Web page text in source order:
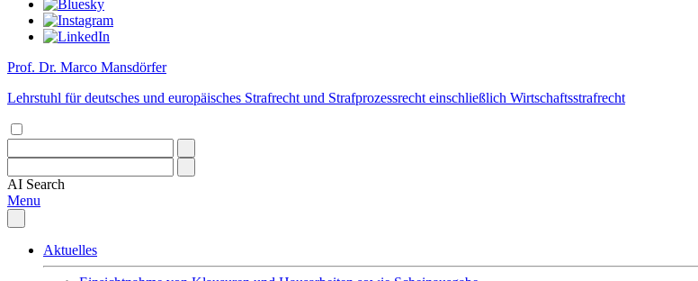
Prof. Dr. Marco Mansdörfer
Lehrstuhl für deutsches und europäisches Strafrecht und Strafprozessrecht einschließlich Wirtschaftsstrafrecht
AI Search
Menu
Aktuelles